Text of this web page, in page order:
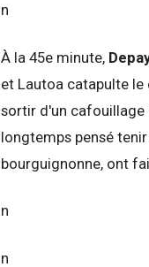
n
À la 45e minute,
et Lautoa catapulte le
sortir d'un cafouillage
longtemps pensé
bourguignonne, ont
n
n